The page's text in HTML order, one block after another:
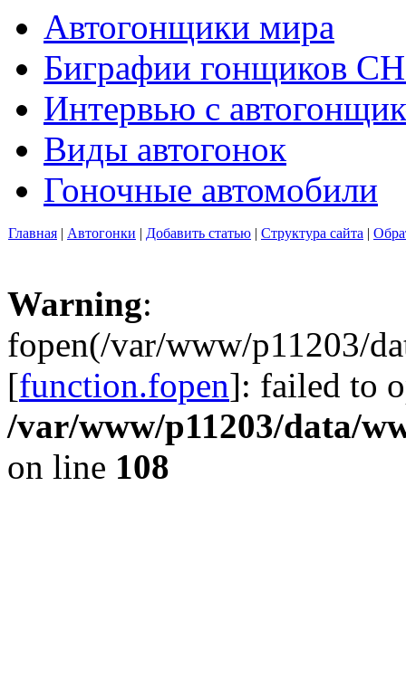
Автогонщики мира
Биграфии гонщиков
Интервью с
Виды автогонок
Гоночные автомобили
Главная | Автогонки | Добавить статью | Структура сайта |
Warning:
fopen(/var/www/p11203/
[function.fopen]: failed to
/var/www/p11203/data/
on line 108